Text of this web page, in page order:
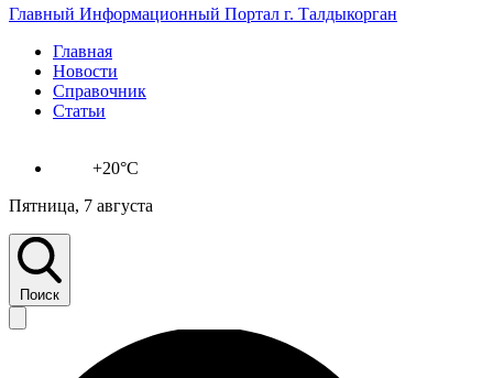
Главный Информационный Портал г. Талдыкорган
Главная
Новости
Справочник
Статьи
+20°C
Пятница, 7 августа
Поиск